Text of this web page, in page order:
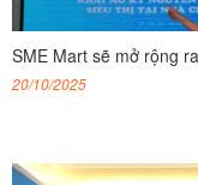
SME Mart sẽ mở rộng
20/10/2025